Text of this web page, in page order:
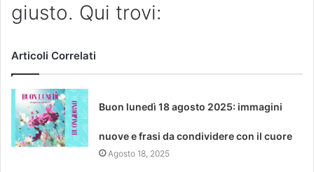
giusto. Qui trovi:
Articoli Correlati
Buon lunedì 18 agosto 2025: immagini
nuove e frasi da condividere con il cuore
Agosto 18, 2025